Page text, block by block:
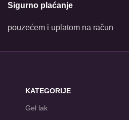
Sigurno plaćanje
pouzećem i uplatom na račun
KATEGORIJE
Gel lak